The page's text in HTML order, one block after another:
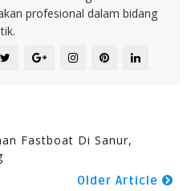
profesional dalam bidang
Fastboat Di Sanur,
Older Article